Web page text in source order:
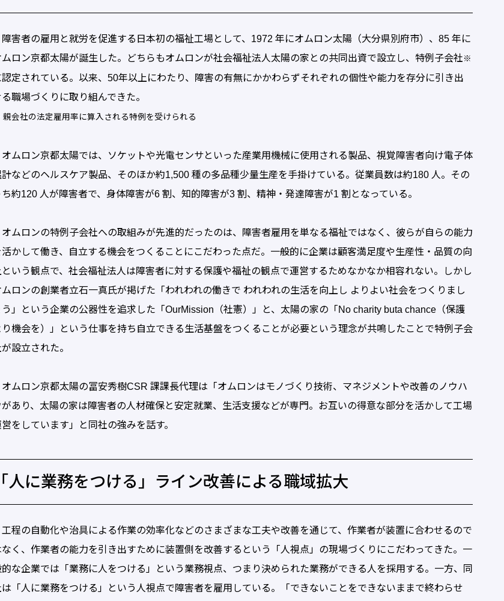
害者の雇用と就労を促進する日本初の福祉工場として、1972 年にオムロン太陽（大分県別府市）、85 年に
ムロン京都太陽が誕生した。どちらもオムロンが社会福祉法人太陽の家との共同出資で設立し、特例子会社 ※
認定されている。以来、50年以上にわたり、障害の有無にかかわらずそれぞれの個性や能力を存分に引き出
職場づくりに取り組んできた。
会社の法定雇用率に算入される特例を受けられる
ムロン京都太陽では、ソケットや光電センサといった産業用機械に使用される製品、視覚障害者向け電子体
計などのヘルスケア製品、そのほか約1,500 種の多品種少量生産を手掛けている。従業員数は約180 人。その
ち約120 人が障害者で、身体障害が6 割、知的障害が3 割、精神・発達障害が1 割となっている。
ムロンの特例子会社への取組みが先進的だったのは、障害者雇用を単なる福祉ではなく、彼らが自らの能力
活かして働き、自立する機会をつくることにこだわった点だ。一般的に企業は顧客満足度や生産性・品質の向
という観点で、社会福祉法人は障害者に対する保護や福祉の観点で運営するためなかなか相容れない。しかし
ムロンの創業者立石一真氏が掲げた「われわれの働きで われわれの生活を向上し よりよい社会をつくりまし
う」という企業の公器性を追求した「OurMission（社憲）」と、太陽の家の「No charity buta chance（保護
り機会を）」という仕事を持ち自立できる生活基盤をつくることが必要という理念が共鳴したことで特例子会
設立された。
ムロン京都太陽の冨安秀樹CSR 課課長代理は「オムロンはモノづくり技術、マネジメントや改善のノウハ
があり、太陽の家は障害者の人材確保と安定就業、生活支援などが専門。お互いの得意な部分を活かして工場
をしています」と同社の強みを話す。
「人に業務をつける」ライン改善による職域拡大
程の自動化や治具による作業の効率化などのさまざまな工夫や改善を通じて、作業者が装置に合わせるので
なく、作業者の能力を引き出すために装置側を改善するという「人視点」の現場づくりにこだわってきた。一
的な企業では「業務に人をつける」という業務視点、つまり決められた業務ができる人を採用する。一方、同
は「人に業務をつける」という人視点で障害者を雇用している。「できないことをできないままで終わらせ